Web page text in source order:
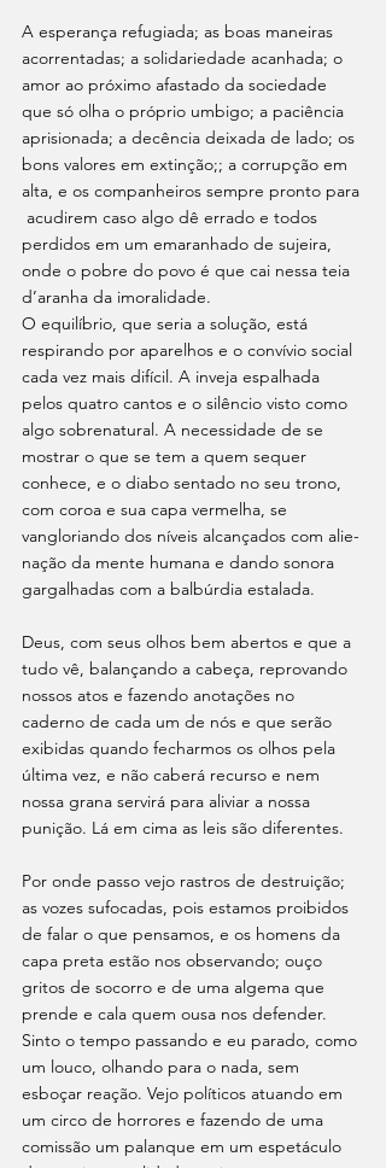
A esperança refugiada; as boas maneiras
acorrentadas; a solidariedade acanhada; o
amor ao próximo afastado da sociedade
que só olha o próprio umbigo; a paciência
aprisionada; a decência deixada de lado; os
bons valores em extinção;; a corrupção em
alta, e os companheiros sempre pronto para
acudirem caso algo dê errado e todos
perdidos em um emaranhado de sujeira,
onde o pobre do povo é que cai nessa teia
d’aranha da imoralidade.
O equilíbrio, que seria a solução, está
respirando por aparelhos e o convívio social
cada vez mais difícil. A inveja espalhada
pelos quatro cantos e o silêncio visto como
algo sobrenatural. A necessidade de se
mostrar o que se tem a quem sequer
conhece, e o diabo sentado no seu trono,
com coroa e sua capa vermelha, se
vangloriando dos níveis alcançados com alie­
nação da mente humana e dando sonora
gargalhadas com a balbúrdia estalada.
Deus, com seus olhos bem abertos e que a
tudo vê, balançando a cabeça, reprovando
nossos atos e fazendo anotações no
caderno de cada um de nós e que serão
exibidas quando fecharmos os olhos pela
última vez, e não caberá recurso e nem
nossa grana servirá para aliviar a nossa
punição. Lá em cima as leis são diferentes.
Por onde passo vejo rastros de destruição;
as vozes sufocadas, pois estamos proibidos
de falar o que pensamos, e os homens da
capa preta estão nos observan­do; ouço
gritos de socorro e de uma algema que
prende e cala quem ousa nos defender.
Sinto o tempo passando e eu parado, como
um louco, olhando para o nada, sem
esboçar reação. Vejo políticos atuando em
um circo de horrores e fazendo de uma
comissão um palanque em um espetáculo